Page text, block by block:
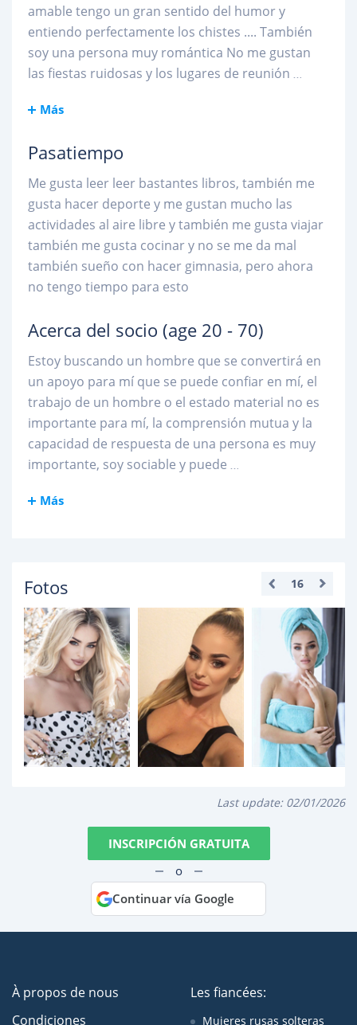
amable tengo un gran sentido del humor y
entiendo perfectamente los chistes .... También
soy una persona muy romántica No me gustan
las fiestas ruidosas y los lugares de reunión ...
Más
Pasatiempo
Me gusta leer leer bastantes libros, también me
gusta hacer deporte y me gustan mucho las
actividades al aire libre y también me gusta viajar
también me gusta cocinar y no se me da mal
también sueño con hacer gimnasia, pero ahora
no tengo tiempo para esto
Acerca del socio (age 20 - 70)
Estoy buscando un hombre que se convertirá en
un apoyo para mí que se puede confiar en mí, el
trabajo de un hombre o el estado material no es
importante para mí, la comprensión mutua y la
capacidad de respuesta de una persona es muy
importante, soy sociable y puede ...
Más
Fotos 16
Last update: 02/01/2026
INSCRIPCIÓN GRATUITA
o
Continuar vía Google
À propos de nous
Condiciones
Les fiancées:
Mujeres rusas solteras